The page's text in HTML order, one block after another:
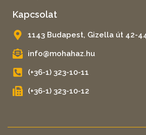
Kapcsolat
1143 Budapest, Gizella út 42-
info@mohahaz.hu
(+36-1) 323-10-11
(+36-1) 323-10-12